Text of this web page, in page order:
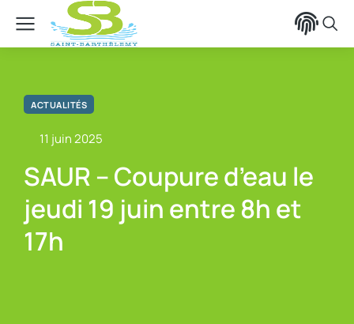
principal
ACTUALITÉS
11 juin 2025
SAUR – Coupure d’eau le
jeudi 19 juin entre 8h et
17h